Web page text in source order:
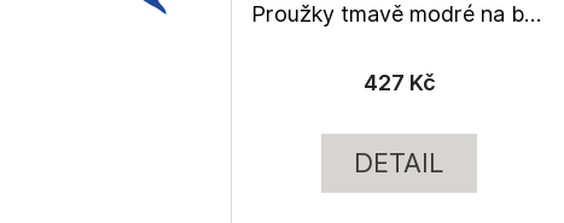
Proužky tmavě modré na béžové, lněné plátno
427 Kč
DETAIL